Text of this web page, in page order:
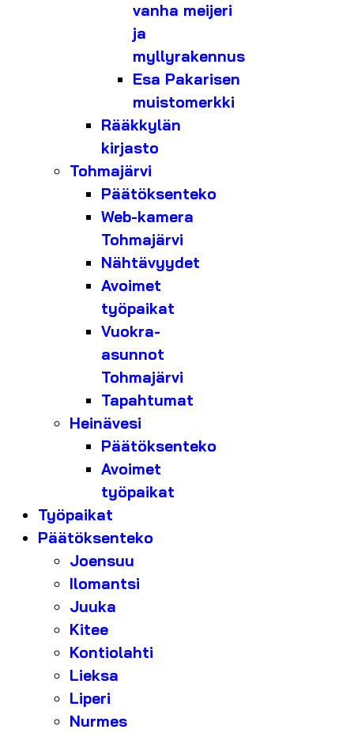
vanha meijeri
ja
myllyrakennus
Esa Pakarisen
muistomerkki
Rääkkylän
kirjasto
Tohmajärvi
Päätöksenteko
Web-kamera
Tohmajärvi
Nähtävyydet
Avoimet
työpaikat
Vuokra-
asunnot
Tohmajärvi
Tapahtumat
Heinävesi
Päätöksenteko
Avoimet
työpaikat
Työpaikat
Päätöksenteko
Joensuu
Ilomantsi
Juuka
Kitee
Kontiolahti
Lieksa
Liperi
Nurmes